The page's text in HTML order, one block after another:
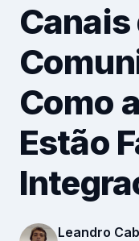
Financeiro
Varejo
Saúde
Marketing
Recursos
Canais
Como
Estão
Leandro